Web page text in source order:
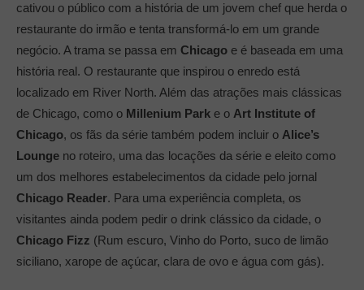
cativou o público com a história de um jovem chef que herda o
restaurante do irmão e tenta transformá-lo em um grande
negócio. A trama se passa em Chicago e é baseada em uma
história real. O restaurante que inspirou o enredo está
localizado em River North. Além das atrações mais clássicas
de Chicago, como o Millenium Park e o Art Institute of
Chicago, os fãs da série também podem incluir o Alice’s
Lounge no roteiro, uma das locações da série e eleito como
um dos melhores estabelecimentos da cidade pelo jornal
Chicago Reader. Para uma experiência completa, os
visitantes ainda podem pedir o drink clássico da cidade, o
Chicago Fizz (Rum escuro, Vinho do Porto, suco de limão
siciliano, xarope de açúcar, clara de ovo e água com gás).